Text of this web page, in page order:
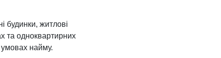
будинки, житлові
та одноквартирних
найму.